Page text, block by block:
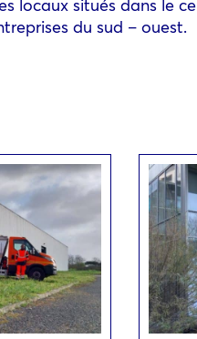
du sud – ouest.